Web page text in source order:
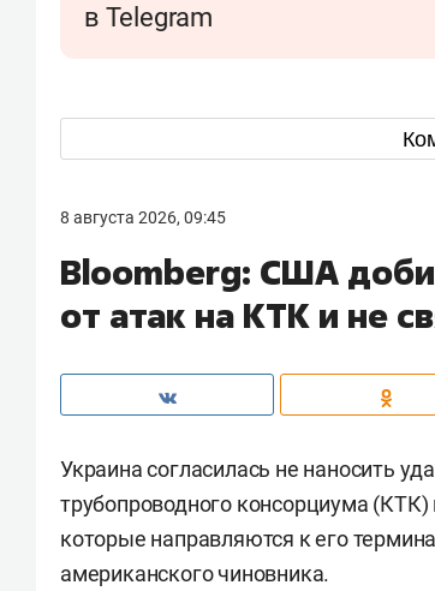
в Telegram
8 августа 2026, 09:45
Bloomberg: США
от атак на КТК и не
Украина согласилась не наносить
трубопроводного консорциума
которые направляются к его
американского чиновника.